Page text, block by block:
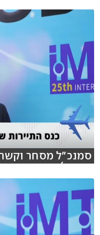
סמנכ"ל מסחר
פוקוס)